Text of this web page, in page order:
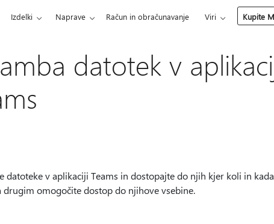
Izdelki Naprave Račun in obračunavanje Viri Kupite
datotek v
datoteke v aplikaciji Teams in dostopajte do njih kjer koli in
drugim omogočite dostop do njihove vsebine.